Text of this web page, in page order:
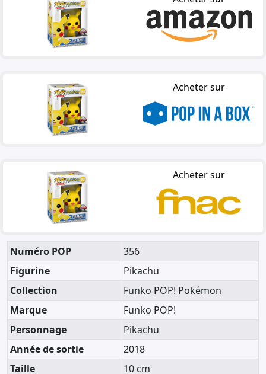
Acheter sur
Acheter sur
Numéro POP
356
Figurine
Pikachu
Collection
Funko POP! Pokémon
Marque
Funko POP!
Personnage
Pikachu
Année de sortie
2018
Taille
10 cm